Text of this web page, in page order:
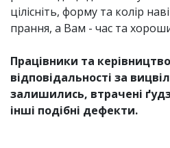
цілісніть, форму та колір
прання, а Вам - час та
Працівники та
відповідальності за
залишились, втрачені
інші подібні дефекти.